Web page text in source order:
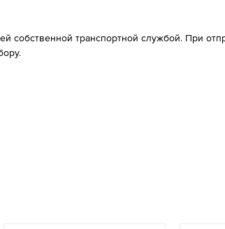
собственной транспортной службой. При